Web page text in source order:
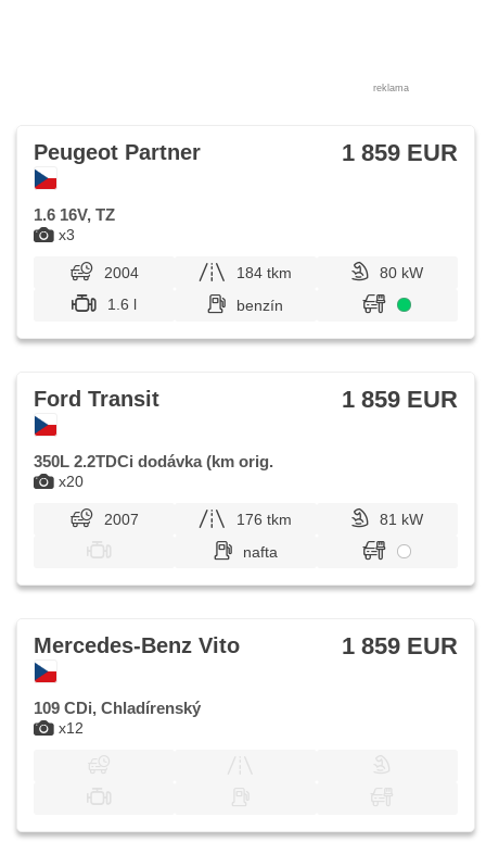
reklama
x3
Peugeot Partner 1 859 EUR
1.6 16V, TZ
2004 184 tkm
80 kW
1.6 l
benzín
x20
Ford Transit 1 859 EUR
350L 2.2TDCi dodávka (km orig.
2007 176 tkm
81 kW
nafta
x12
Mercedes-Benz Vito 1 859 EUR
109 CDi, Chladírenský